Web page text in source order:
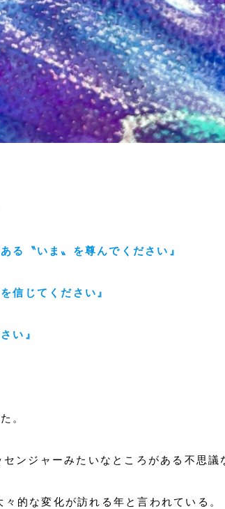
る〝いま〟を尊んでください』
信じてください』
い』
。
ンジャーみたいなところがある不思議
的な変化が訪れる年と言われている。